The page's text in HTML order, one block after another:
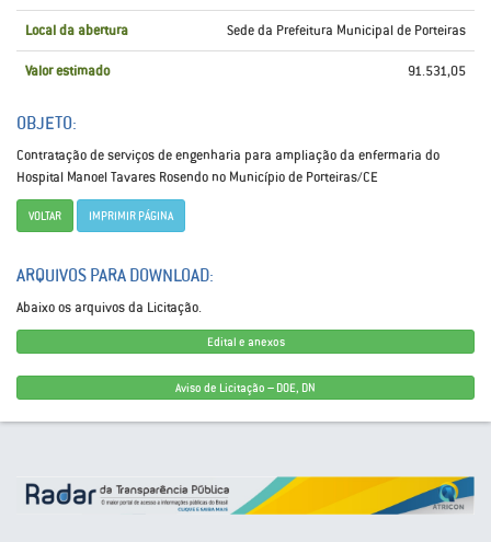
Local da abertura Sede da Prefeitura Municipal de Porteiras
Valor estimado 91.531,05
OBJETO:
Contratação de serviços de engenharia para ampliação da enfermaria do
Hospital Manoel Tavares Rosendo no Município de Porteiras/CE
VOLTAR IMPRIMIR PÁGINA
ARQUIVOS PARA DOWNLOAD:
Abaixo os arquivos da Licitação.
Edital e anexos
Aviso de Licitação – DOE, DN